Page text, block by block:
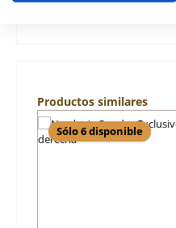
Omitir la galería de productos
Productos similares
Sólo 6 disponible